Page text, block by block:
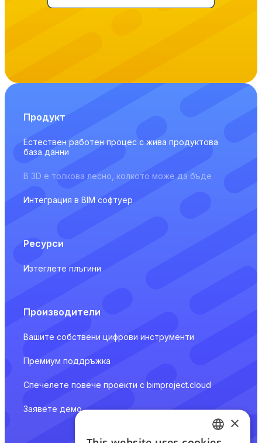
Продукт
Естествен работен процес с жива продуктова
база данни
В 3D е толкова лесно, колкото може да бъде
Интеграция в BIM софтуер
Ресурси
Изтеглете плъгини
Производители
Вашите собствени цифрови инструменти
Премиум поддръжка
Спечелете повече проекти с bimproject.cloud
Заявете демо
×